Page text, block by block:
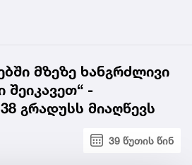
მზეზე ხანგრძლივი
შეიკავეთ“ -
გრადუსს მიაღწევს
39 წუთის წინ